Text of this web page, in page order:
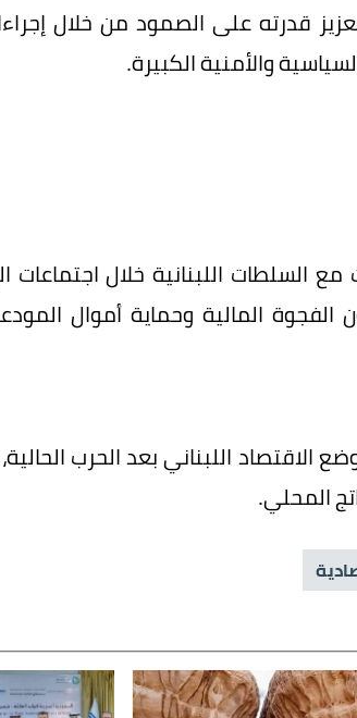
قدرته على الصمود من خلال
والأمنية الكبيرة.
السلطات اللبنانية خلال اجتماعات
الفجوة المالية وحماية أموال
الاقتصاد اللبناني بعد الحرب
المحلي.